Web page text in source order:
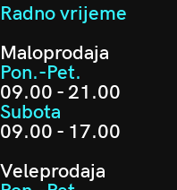
Radno vrijeme
Maloprodaja
Pon.-Pet.
09.00 - 21.00
Subota
09.00 - 17.00
Veleprodaja